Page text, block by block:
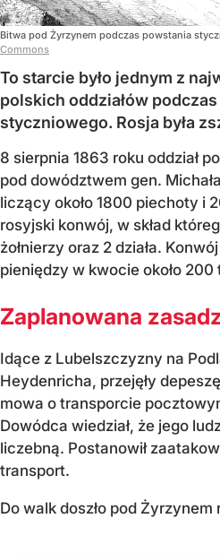
Bitwa pod Żyrzynem podczas powstania
Commons
To starcie było jednym z
polskich oddziałów
styczniowego. Rosja była
8 sierpnia 1863 roku oddział
pod dowództwem gen.
liczący około 1800 piechoty i
rosyjski konwój, w skład
żołnierzy oraz 2 działa.
pieniędzy w kwocie około
Zaplanowana
Idące z Lubelszczyzny na
Heydenricha, przejęły
mowa o transporcie
Dowódca wiedział, że jego
liczebną. Postanowił
transport.
Do walk doszło pod